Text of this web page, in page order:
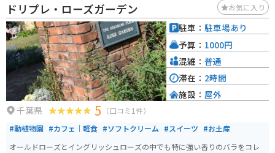
ドリプレ・ローズガーデン お気に入り
千葉県 5 （口コミ1件）
#動植物園 #カフェ｜軽食 #ソフトクリーム #スイーツ #お土産
オールドローズとイングリッシュローズの中でも特に強い香りのバラをコレ
駐車： 駐車場あり
予算： 1000円
混雑： 普通
滞在： 2時間
施設： 屋外